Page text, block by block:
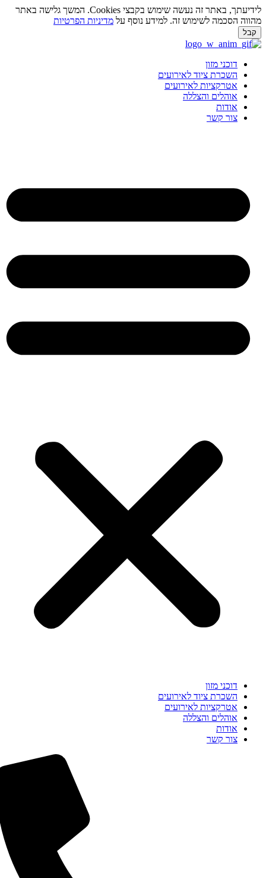
לידיעתך, באתר זה נעשה שימוש בקבצי Cookies. המשך גלישה באתר
מהווה הסכמה לשימוש זה. למידע נוסף עלמדיניות הפרטיות
קבל
דלג
דוכני מזון
השכרת ציוד לאירועים
אטרקציות לאירועים
אוהלים והצללה
אודות
צור קשר
דוכני מזון
השכרת ציוד לאירועים
אטרקציות לאירועים
אוהלים והצללה
אודות
צור קשר